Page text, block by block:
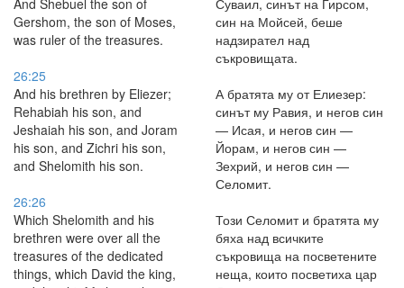
And Shebuel the son of
Gershom, the son of Moses,
was ruler of the treasures.
Суваил, синът на Гирсом,
син на Мойсей, беше
надзирател над
съкровищата.
26:25
And his brethren by Eliezer;
Rehabiah his son, and
Jeshaiah his son, and Joram
his son, and Zichri his son,
and Shelomith his son.
А братята му от Елиезер:
синът му Равия, и негов син
— Исая, и негов син —
Йорам, и негов син —
Зехрий, и негов син —
Селомит.
26:26
Which Shelomith and his
brethren were over all the
treasures of the dedicated
things, which David the king,
Този Селомит и братята му
бяха над всичките
съкровища на посветените
неща, които посветиха цар